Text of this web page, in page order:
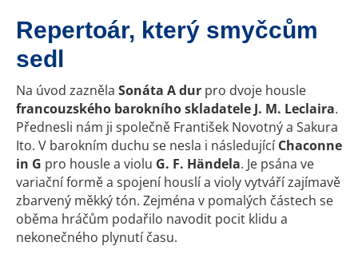
Repertoár, který smyčcům
sedl
Na úvod zazněla Sonáta A dur pro dvoje housle
francouzského barokního skladatele J. M. Leclaira.
Přednesli nám ji společně František Novotný a Sakura
Ito. V barokním duchu se nesla i následujícíChaconne
in G pro housle a violu G. F. Händela. Je psána ve
variační formě a spojení houslí a violy vytváří zajímavě
zbarvený měkký tón. Zejména v pomalých částech se
oběma hráčům podařilo navodit pocit klidu a
nekonečného plynutí času.